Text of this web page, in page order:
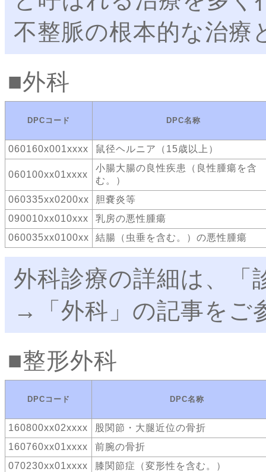
不整脈の根本的な治療
外科
DPCコード DPC名称
060160x001xxxx 鼠径ヘルニア（15歳以上）
060100xx01xxxx
小腸大腸の良性疾患（良性腫瘍を含
む。）
060335xx0200xx
胆嚢炎等
090010xx010xxx
乳房の悪性腫瘍
060035xx0100xx
結腸（虫垂を含む。）の悪性腫瘍
外科診療の詳細は、「
→「外科」の記事をご
整形外科
DPCコード DPC名称
160800xx02xxxx
股関節・大腿近位の骨折
160760xx01xxxx
前腕の骨折
070230xx01xxxx
膝関節症（変形性を含む。）